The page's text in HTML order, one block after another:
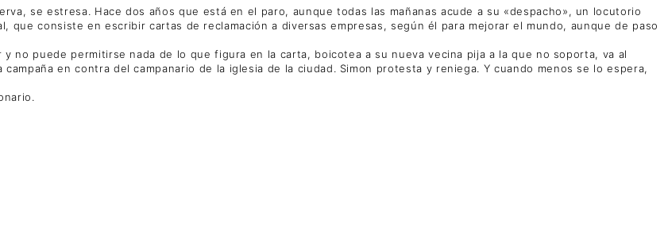
se estresa. Hace dos años que está en el paro, aunque todas las mañanas acude a su «despacho», un locutorio
que consiste en escribir cartas de reclamación a diversas empresas, según él para mejorar el mundo, aunque de paso
no puede permitirse nada de lo que figura en la carta, boicotea a su nueva vecina pija a la que no soporta, va al
en contra del campanario de la iglesia de la ciudad. Simon protesta y reniega. Y cuando menos se lo espera,